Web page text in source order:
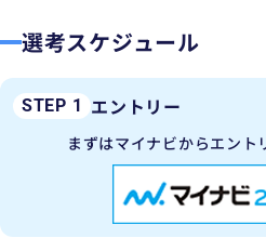
選考スケジュール
STEP 1 エントリー
まずはマイナビからエント